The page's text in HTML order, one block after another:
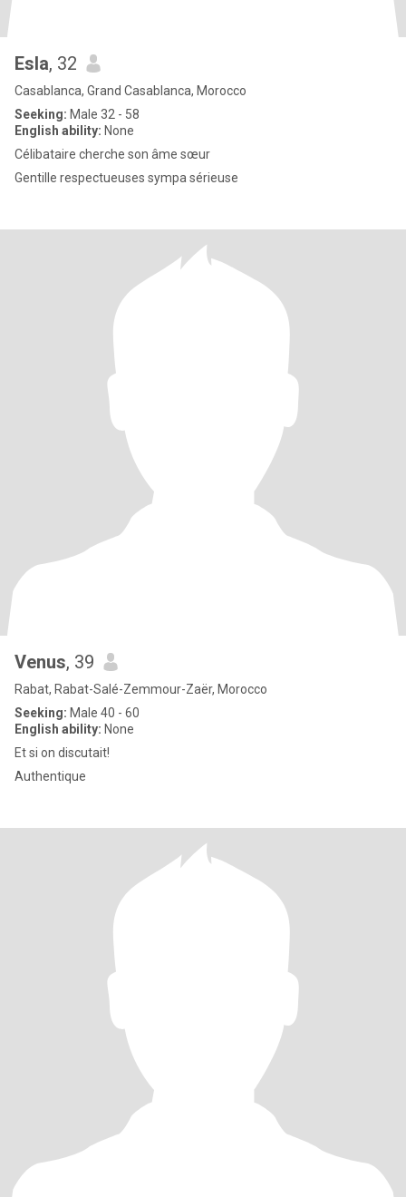
Esla, 32
Casablanca, Grand Casablanca, Morocco
Seeking: Male 32 - 58
English ability: None
Célibataire cherche son âme sœur
Gentille respectueuses sympa sérieuse
Venus, 39
Rabat, Rabat-Salé-Zemmour-Zaër, Morocco
Seeking: Male 40 - 60
English ability: None
Et si on discutait!
Authentique